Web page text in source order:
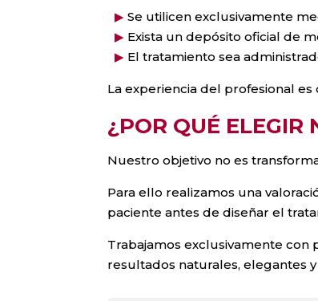
▶ Se utilicen exclusivamente
▶ Exista un depósito oficial de
▶ El tratamiento sea
La experiencia del profesional
¿POR QUÉ ELEGIR
Nuestro objetivo no es
Para ello realizamos una
paciente antes de diseñar el
Trabajamos exclusivamente
resultados naturales, elegantes